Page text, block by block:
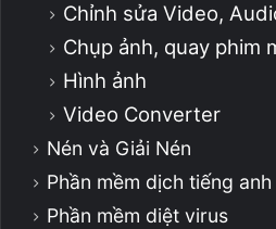
Chỉnh sửa Video,
Chụp ảnh, quay phim
Hình ảnh
Video Converter
Nén và Giải Nén
Phần mềm dịch tiếng
Phần mềm diệt virus